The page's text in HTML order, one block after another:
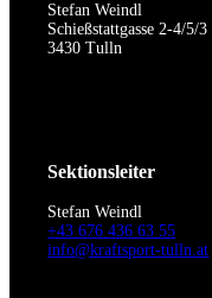
Stefan Weindl
Schießstattgasse 2-4/5/3
3430 Tulln
Sektionsleiter
Stefan Weindl
+43 676 436 63 55
info@kraftsport-tulln.at